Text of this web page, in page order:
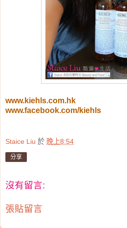
www.kiehls.com.hk
www.facebook.com/kiehls
Staice Liu 於 晚上8:54
分享
沒有留言:
張貼留言